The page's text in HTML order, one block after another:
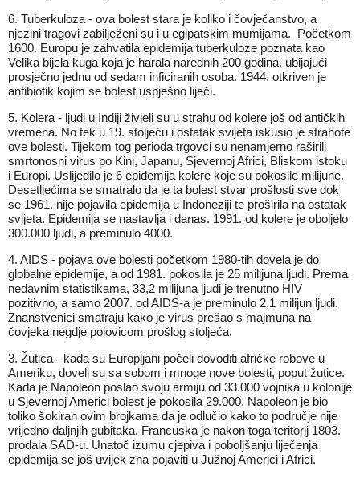
6. Tuberkuloza - ova bolest stara je koliko i čovječanstvo, a
njezini tragovi zabilježeni su i u egipatskim mumijama. Početkom
1600. Europu je zahvatila epidemija tuberkuloze poznata kao
Velika bijela kuga koja je harala narednih 200 godina, ubijajući
prosječno jednu od sedam inficiranih osoba. 1944. otkriven je
antibiotik kojim se bolest uspješno liječi.
5. Kolera - ljudi u Indiji živjeli su u strahu od kolere još od antičkih
vremena. No tek u 19. stoljeću i ostatak svijeta iskusio je strahote
ove bolesti. Tijekom tog perioda trgovci su nenamjerno raširili
smrtonosni virus po Kini, Japanu, Sjevernoj Africi, Bliskom istoku
i Europi. Uslijedilo je 6 epidemija kolere koje su pokosile milijune.
Desetljećima se smatralo da je ta bolest stvar prošlosti sve dok
se 1961. nije pojavila epidemija u Indoneziji te proširila na ostatak
svijeta. Epidemija se nastavlja i danas. 1991. od kolere je oboljelo
300.000 ljudi, a preminulo 4000.
4. AIDS - pojava ove bolesti početkom 1980-tih dovela je do
globalne epidemije, a od 1981. pokosila je 25 milijuna ljudi. Prema
nedavnim statistikama, 33,2 milijuna ljudi je trenutno HIV
pozitivno, a samo 2007. od AIDS-a je preminulo 2,1 milijun ljudi.
Znanstvenici smatraju kako je virus prešao s majmuna na
čovjeka negdje polovicom prošlog stoljeća.
3. Žutica - kada su Europljani počeli dovoditi afričke robove u
Ameriku, doveli su sa sobom i mnoge nove bolesti, poput žutice.
Kada je Napoleon poslao svoju armiju od 33.000 vojnika u kolonije
u Sjevernoj Americi bolest je pokosila 29.000. Napoleon je bio
toliko šokiran ovim brojkama da je odlučio kako to područje nije
vrijedno daljnjih gubitaka. Francuska je nakon toga teritorij 1803.
prodala SAD-u. Unatoč izumu cjepiva i poboljšanju liječenja
epidemija se još uvijek zna pojaviti u Južnoj Americi i Africi.